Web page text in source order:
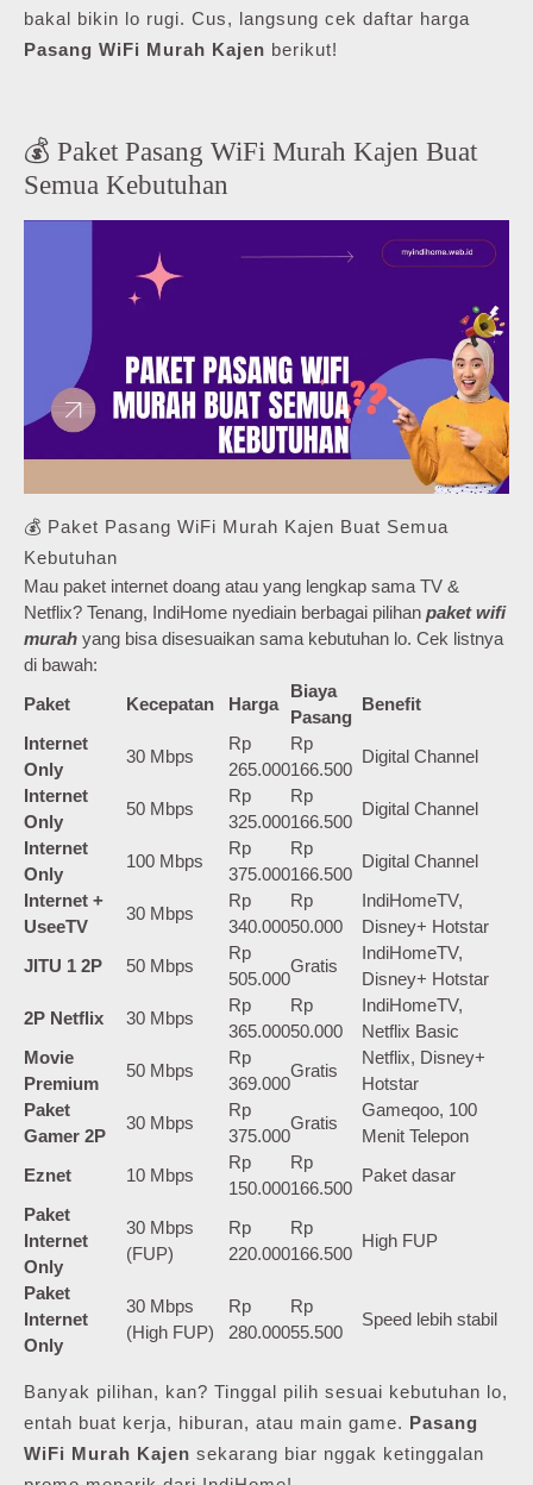
bakal bikin lo rugi. Cus, langsung cek daftar harga
Pasang WiFi Murah Kajen berikut!
💰 Paket Pasang WiFi Murah Kajen Buat
Semua Kebutuhan
💰 Paket Pasang WiFi Murah Kajen Buat Semua
Kebutuhan
Mau paket internet doang atau yang lengkap sama TV &
Netflix? Tenang, IndiHome nyediain berbagai pilihan paket wifi
murah yang bisa disesuaikan sama kebutuhan lo. Cek listnya
di bawah:
Paket
Kecepatan Harga
Biaya
Pasang
Benefit
Internet
Only
30 Mbps
Rp
265.000
Rp
166.500
Digital Channel
Internet
Only
50 Mbps
Rp
325.000
Rp
166.500
Digital Channel
Internet
Only
100 Mbps
Rp
375.000
Rp
166.500
Digital Channel
Internet +
UseeTV
30 Mbps
Rp
340.000
Rp
50.000
IndiHomeTV,
Disney+ Hotstar
JITU 1 2P
50 Mbps
Rp
505.000
Gratis
IndiHomeTV,
Disney+ Hotstar
2P Netflix
30 Mbps
Rp
365.000
Rp
50.000
IndiHomeTV,
Netflix Basic
Movie
Premium
50 Mbps
Rp
369.000
Gratis
Netflix, Disney+
Hotstar
Paket
Gamer 2P
30 Mbps
Rp
375.000
Gratis
Gameqoo, 100
Menit Telepon
Eznet
10 Mbps
Rp
150.000
Rp
166.500
Paket dasar
Paket
Internet
Only
30 Mbps
(FUP)
Rp
220.000
Rp
166.500
High FUP
Paket
Internet
Only
30 Mbps
(High FUP)
Rp
280.000
Rp
55.500
Speed lebih stabil
Banyak pilihan, kan? Tinggal pilih sesuai kebutuhan lo,
entah buat kerja, hiburan, atau main game. Pasang
WiFi Murah Kajen sekarang biar nggak ketinggalan